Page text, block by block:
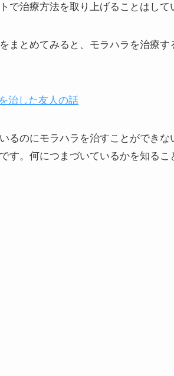
で治療方法を取り上げることはして
まとめてみると、モラハラを治療す
治した友人の話
るのにモラハラを治すことができな
す。何につまづいているかを知るこ